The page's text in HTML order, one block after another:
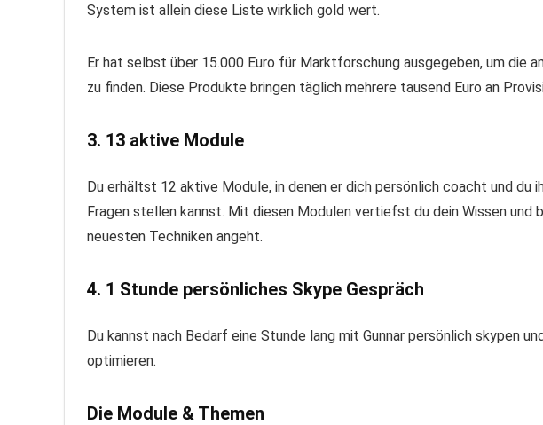
System ist allein diese Liste wirklich gold wert.
Er hat selbst über 15.000 Euro für Marktforschung ausgegeben, um die
zu finden. Diese Produkte bringen täglich mehrere tausend Euro an
3. 13 aktive Module
Du erhältst 12 aktive Module, in denen er dich persönlich coacht und du
Fragen stellen kannst. Mit diesen Modulen vertiefst du dein Wissen und
neuesten Techniken angeht.
4. 1 Stunde persönliches Skype Gespräch
Du kannst nach Bedarf eine Stunde lang mit Gunnar persönlich skypen
optimieren.
Die Module & Themen